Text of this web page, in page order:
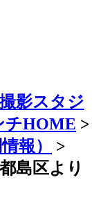
影スタジ
チHOME >
報）
>
島区より